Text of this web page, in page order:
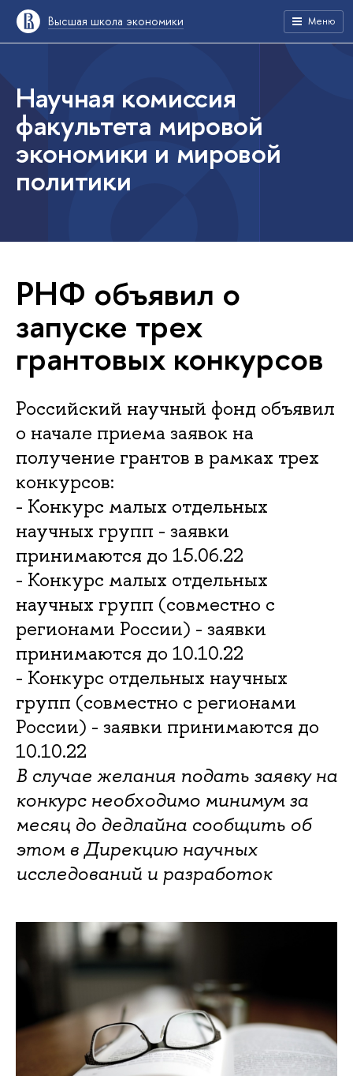
Высшая школа экономики Меню
Научная комиссия
факультета мировой
экономики и мировой
политики
РНФ объявил о
запуске трех
грантовых конкурсов
Российский научный фонд объявил
о начале приема заявок на
получение грантов в рамках трех
конкурсов:
- Конкурс малых отдельных
научных групп - заявки
принимаются до 15.06.22
- Конкурс малых отдельных
научных групп (совместно с
регионами России) - заявки
принимаются до 10.10.22
- Конкурс отдельных научных
групп (совместно с регионами
России) - заявки принимаются до
10.10.22
В случае желания подать заявку на
конкурс необходимо минимум за
месяц до дедлайна сообщить об
этом в Дирекцию научных
исследований и разработок